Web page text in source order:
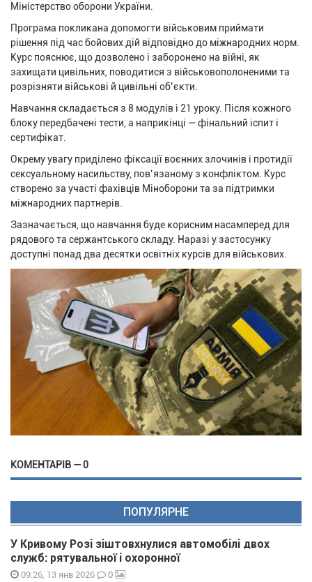
Міністерство оборони України.
Програма покликана допомогти військовим приймати
рішення під час бойових дій відповідно до міжнародних норм.
Курс пояснює, що дозволено і заборонено на війні, як
захищати цивільних, поводитися з військовополоненими та
розрізняти військові й цивільні об’єкти.
Навчання складається з 8 модулів і 21 уроку. Після кожного
блоку передбачені тести, а наприкінці — фінальний іспит і
сертифікат.
Окрему увагу приділено фіксації воєнних злочинів і протидії
сексуальному насильству, пов’язаному з конфліктом. Курс
створено за участі фахівців Міноборони та за підтримки
міжнародних партнерів.
Зазначається, що навчання буде корисним насамперед для
рядового та сержантського складу. Наразі у застосунку
доступні понад два десятки освітніх курсів для військових.
КОМЕНТАРІВ — 0
ПОПУЛЯРНЕ
У Кривому Розі зіштовхнулися автомобілі двох
служб: рятувальної і охоронної
09:26, 13 янв 2026 0